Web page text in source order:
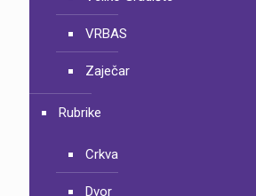
VRBAS
Zaječar
Rubrike
Crkva
Dvor